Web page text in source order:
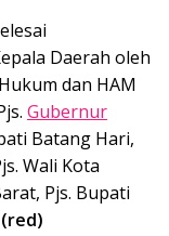
Daerah oleh
dan HAM
Gubernur
Batang Hari,
Wali Kota
Pjs. Bupati
(red)